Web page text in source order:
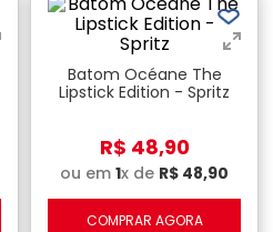
Batom Océane The
Lipstick Edition - Spritz
R$ 48,90
ou em 1x de R$ 48,90
COMPRAR AGORA